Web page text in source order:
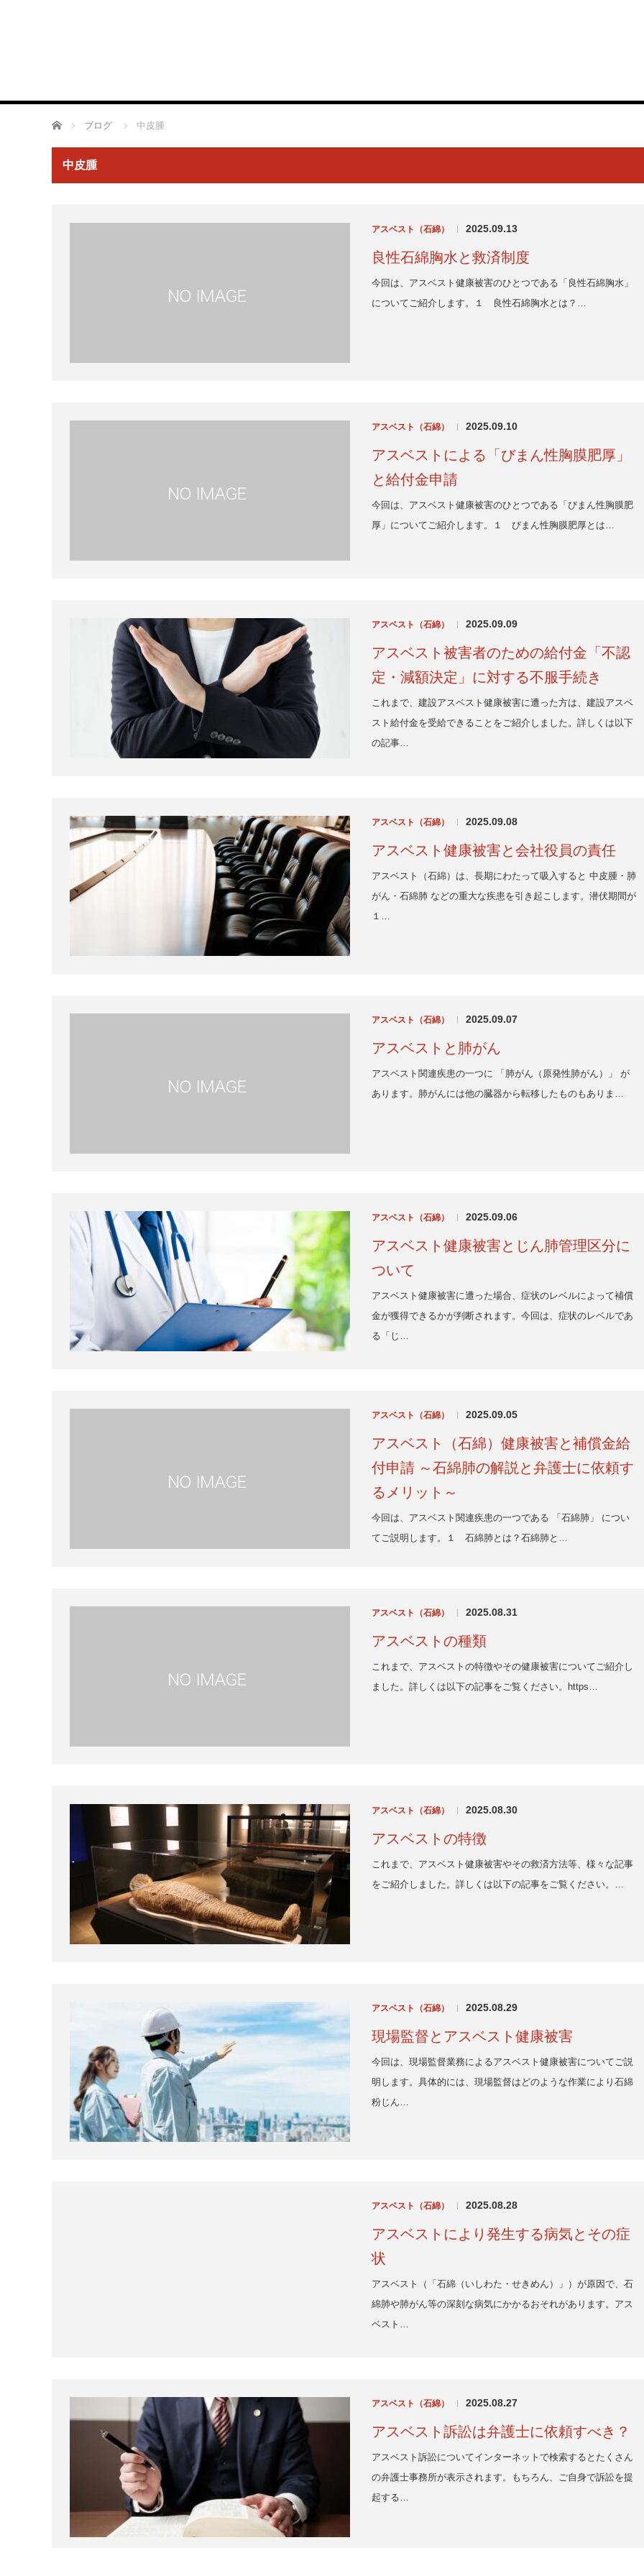
ホーム ブログ 中皮腫
中皮腫
アスベスト（石綿） | 2025.09.13
良性石綿胸水と救済制度
今回は、アスベスト健康被害のひとつである「良性石綿胸水」
についてご紹介します。１ 良性石綿胸水とは？…
アスベスト（石綿） | 2025.09.10
アスベストによる「びまん性胸膜肥厚」
と給付金申請
今回は、アスベスト健康被害のひとつである「びまん性胸膜肥
厚」についてご紹介します。１ びまん性胸膜肥厚とは…
アスベスト（石綿） | 2025.09.09
アスベスト被害者のための給付金「不認
定・減額決定」に対する不服手続き
これまで、建設アスベスト健康被害に遭った方は、建設アスベ
スト給付金を受給できることをご紹介しました。詳しくは以下
の記事…
アスベスト（石綿） | 2025.09.08
アスベスト健康被害と会社役員の責任
アスベスト（石綿）は、長期にわたって吸入すると 中皮腫・肺
がん・石綿肺 などの重大な疾患を引き起こします。潜伏期間が
１…
アスベスト（石綿） | 2025.09.07
アスベストと肺がん
アスベスト関連疾患の一つに 「肺がん（原発性肺がん）」 が
あります。肺がんには他の臓器から転移したものもありま…
アスベスト（石綿） | 2025.09.06
アスベスト健康被害とじん肺管理区分に
ついて
アスベスト健康被害に遭った場合、症状のレベルによって補償
金が獲得できるかが判断されます。今回は、症状のレベルであ
る「じ…
アスベスト（石綿） | 2025.09.05
アスベスト（石綿）健康被害と補償金給
付申請 ～石綿肺の解説と弁護士に依頼す
るメリット～
今回は、アスベスト関連疾患の一つである 「石綿肺」 につい
てご説明します。１ 石綿肺とは？石綿肺と…
アスベスト（石綿） | 2025.08.31
アスベストの種類
これまで、アスベストの特徴やその健康被害についてご紹介し
ました。詳しくは以下の記事をご覧ください。https…
アスベスト（石綿） | 2025.08.30
アスベストの特徴
これまで、アスベスト健康被害やその救済方法等、様々な記事
をご紹介しました。詳しくは以下の記事をご覧ください。…
アスベスト（石綿） | 2025.08.29
現場監督とアスベスト健康被害
今回は、現場監督業務によるアスベスト健康被害についてご説
明します。具体的には、現場監督はどのような作業により石綿
粉じん…
アスベスト（石綿） | 2025.08.28
アスベストにより発生する病気とその症
状
アスベスト（「石綿（いしわた・せきめん）」）が原因で、石
綿肺や肺がん等の深刻な病気にかかるおそれがあります。アス
ベスト…
アスベスト（石綿） | 2025.08.27
アスベスト訴訟は弁護士に依頼すべき？
アスベスト訴訟についてインターネットで検索するとたくさん
の弁護士事務所が表示されます。もちろん、ご自身で訴訟を提
起する…